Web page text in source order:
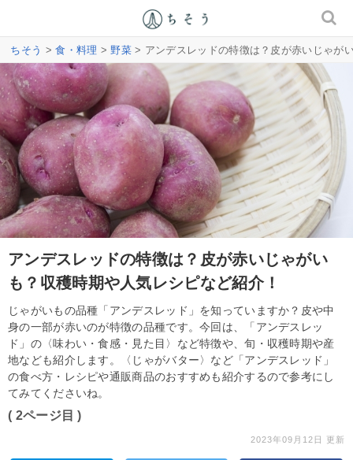
ちそう >食・料理 >野菜> アンデスレッドの特徴は？皮が赤いじゃが
アンデスレッドの特徴は？皮が赤いじゃがい
も？収穫時期や人気レシピなど紹介！
じゃがいもの品種「アンデスレッド」を知っていますか？皮や中
身の一部が赤いのが特徴の品種です。今回は、「アンデスレッ
ド」の〈味わい・食感・見た目〉など特徴や、旬・収穫時期や産
地なども紹介します。〈じゃがバター〉など「アンデスレッド」
の食べ方・レシピや通販商品のおすすめも紹介するので参考にし
てみてくださいね。
( 2ページ目 )
2023年09月12日 更新